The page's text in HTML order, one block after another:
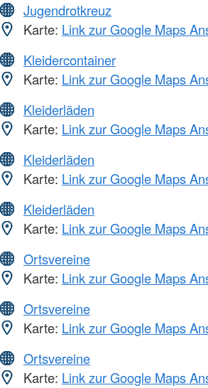
Jugendrotkreuz
Karte: Link zur Google Maps
Kleidercontainer
Karte: Link zur Google Maps
Kleiderläden
Karte: Link zur Google Maps
Kleiderläden
Karte: Link zur Google Maps
Kleiderläden
Karte: Link zur Google Maps
Ortsvereine
Karte: Link zur Google Maps
Ortsvereine
Karte: Link zur Google Maps
Ortsvereine
Karte: Link zur Google Maps